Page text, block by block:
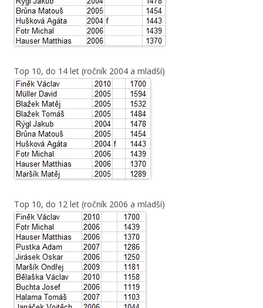
Top 10, do 14 let (ročník 2004 a mladší)
Top 10, do 12 let (ročník 2006 a mladší)